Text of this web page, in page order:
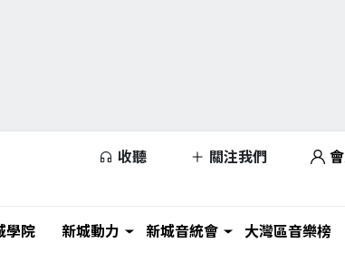
收聽 關注我們
學院 新城動力 新城音統會 大灣區音樂榜